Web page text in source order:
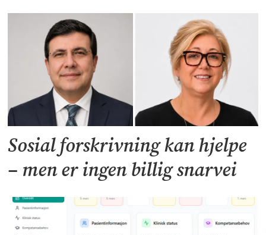
Sosial forskrivning kan hjelpe
– men er ingen billig snarvei